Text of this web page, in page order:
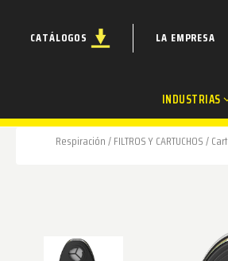
CATÁLOGOS LA EMPRESA
INDUSTRIAS
Respiración/FILTROS Y CARTUCHOS/